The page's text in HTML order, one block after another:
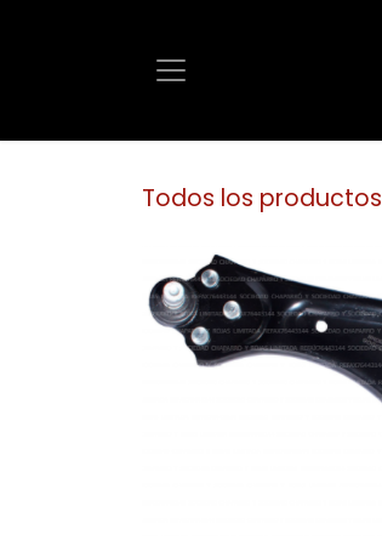
Todos los productos